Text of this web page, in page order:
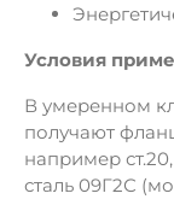
Условия
В умеренном
получают
например
сталь 09Г2С